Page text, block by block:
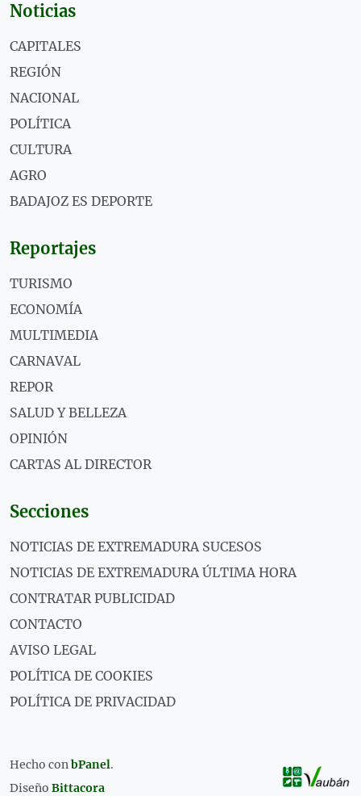
Noticias
CAPITALES
REGIÓN
NACIONAL
POLÍTICA
CULTURA
AGRO
BADAJOZ ES DEPORTE
Reportajes
TURISMO
ECONOMÍA
MULTIMEDIA
CARNAVAL
REPOR
SALUD Y BELLEZA
OPINIÓN
CARTAS AL DIRECTOR
Secciones
NOTICIAS DE EXTREMADURA SUCESOS
NOTICIAS DE EXTREMADURA ÚLTIMA HORA
CONTRATAR PUBLICIDAD
CONTACTO
AVISO LEGAL
POLÍTICA DE COOKIES
POLÍTICA DE PRIVACIDAD
Hecho conbPanel.
Diseño Bittacora